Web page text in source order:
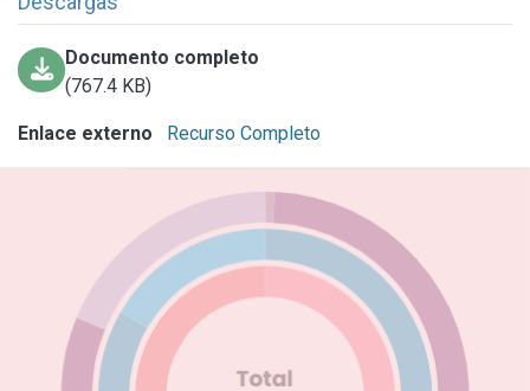
Documento completo
(767.4 KB)
Enlace externo Recurso Completo